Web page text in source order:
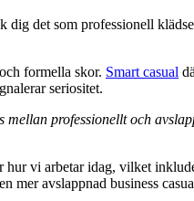
det som professionell
formella skor. Smart casual
seriositet.
mellan professionellt och
vi arbetar idag, vilket
avslappnad business